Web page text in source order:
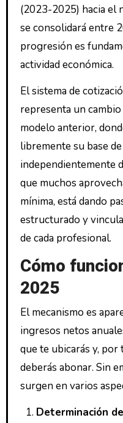
(2023-2025) hacia el
se consolidará entre
progresión es
actividad económica.
El sistema de
representa un
modelo anterior,
libremente su base
independientemente
que muchos
mínima, está dando
estructurado y
de cada profesional.
Cómo
2025
El mecanismo es
ingresos netos
que te ubicarás y, por
deberás abonar. Sin
surgen en varios
Determinación